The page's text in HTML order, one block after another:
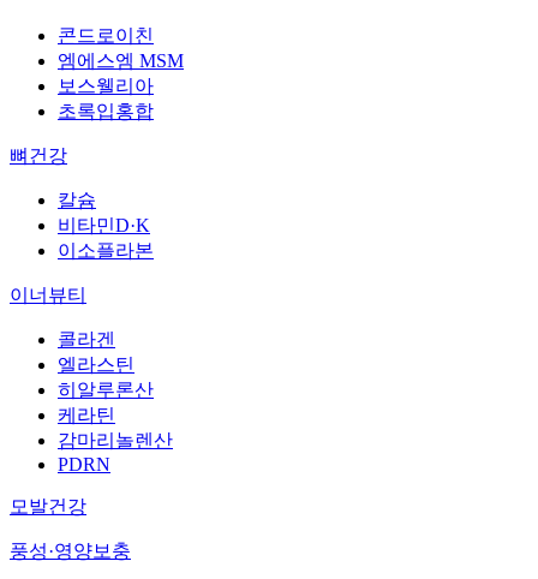
콘드로이친
엠에스엠 MSM
보스웰리아
초록입홍합
뼈건강
칼슘
비타민D·K
이소플라본
이너뷰티
콜라겐
엘라스틴
히알루론산
케라틴
감마리놀렌산
PDRN
모발건강
풍성·영양보충